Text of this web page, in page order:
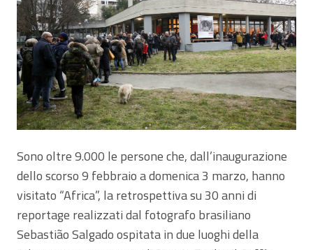
Sono oltre 9.000 le persone che, dall’inaugurazione
dello scorso 9 febbraio a domenica 3 marzo, hanno
visitato “Africa”, la retrospettiva su 30 anni di
reportage realizzati dal fotografo brasiliano
Sebastião Salgado ospitata in due luoghi della